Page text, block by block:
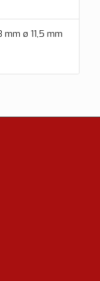
ø 11,5 mm